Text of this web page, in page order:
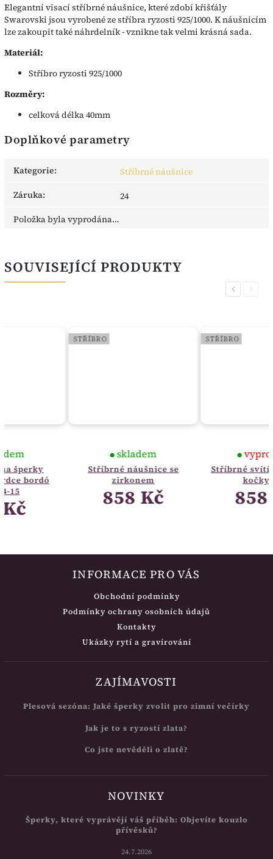
Elegantní visací stříbrné náušnice, které zdobí křišťály
Swarovski jsou vyrobené ze stříbra ryzosti 925/1000. K náušnicím
lze zakoupit také náhrdelník - vznikne tak velmi krásná sada.
Materiál:
Stříbro ryzosti 925/1000
Rozměry:
celková délka 40mm
Doplňkové parametry
Kategorie:
Stříbrné náušnice
Záruka:
24
Položka byla vyprodána…
SOUVISEJÍCÍ PRODUKTY
Previous
Stříbrné náušnice se
Stříbrné svítící náušnice
Next
INFORMACE PRO VÁS
Obchodní podmínky
Podmínky ochrany osobních údajů
Kontakty
Ukázky rytí a gravírování
ZAJÍMAVOSTI
Plesová sezóna: Jaké šperky zvolit pro zimní večírky
Jak je to s ryzostí zlata?
Co jste nevěděli o zlatě?
NOVINKY
Šperky, které vyprávějí váš příběh: Objevíte kouzlo
přívěsků?
24.7.2026